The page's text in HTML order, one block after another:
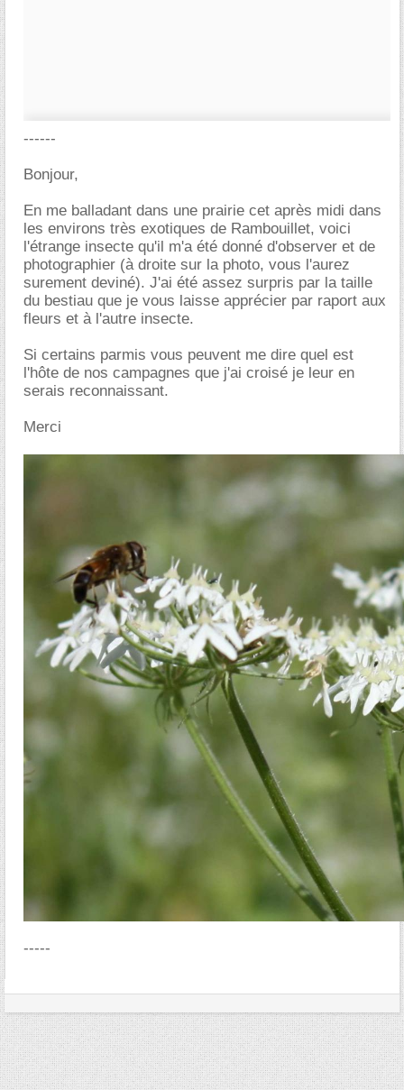
------
Bonjour,
En me balladant dans une prairie cet après midi dans
les environs très exotiques de Rambouillet, voici
l'étrange insecte qu'il m'a été donné d'observer et de
photographier (à droite sur la photo, vous l'aurez
surement deviné). J'ai été assez surpris par la taille
du bestiau que je vous laisse apprécier par raport aux
fleurs et à l'autre insecte.
Si certains parmis vous peuvent me dire quel est
l'hôte de nos campagnes que j'ai croisé je leur en
serais reconnaissant.
Merci
-----